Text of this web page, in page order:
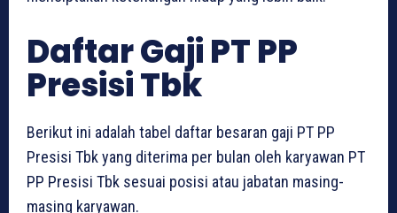
Daftar Gaji PT PP
Presisi Tbk
Berikut ini adalah tabel daftar besaran gaji PT PP
Presisi Tbk yang diterima per bulan oleh karyawan PT
PP Presisi Tbk sesuai posisi atau jabatan masing-
masing karyawan.